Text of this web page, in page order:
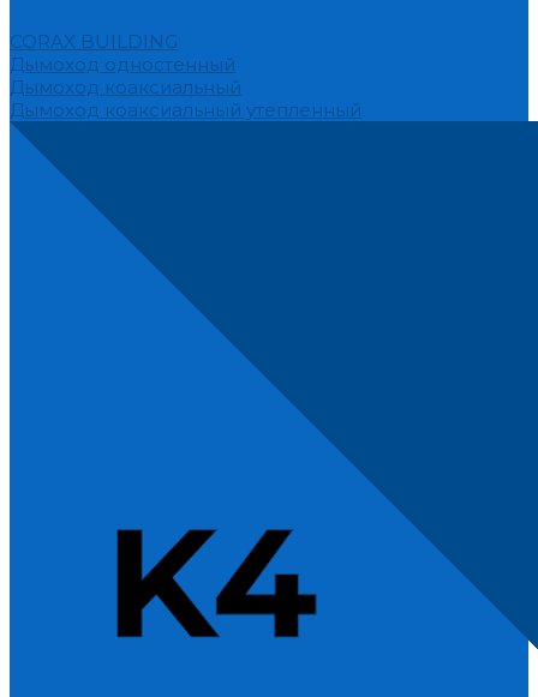
CORAX BUILDING
Дымоход одностенный
Дымоход коаксиальный
Дымоход коаксиальный утепленный